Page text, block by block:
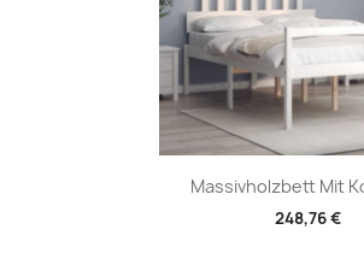
Massivholzbett Mit
248,76 €
